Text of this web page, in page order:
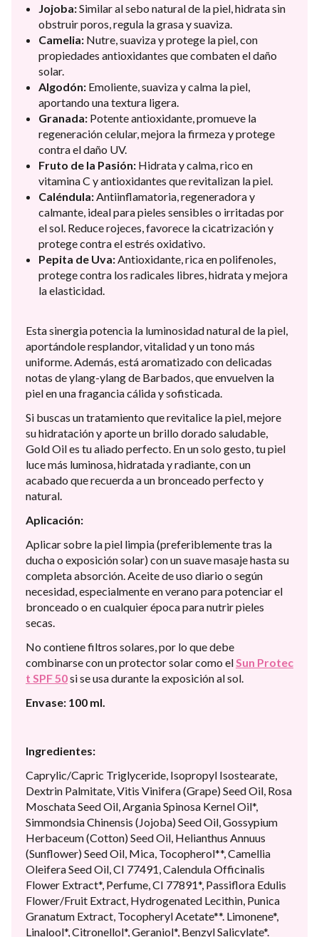
Jojoba:Similar al sebo natural de la piel, hidrata sin
obstruir poros, regula la grasa y suaviza.
Camelia: Nutre, suaviza y protege la piel, con
propiedades antioxidantes que combaten el daño
solar.
Algodón: Emoliente, suaviza y calma la piel,
aportando una textura ligera.
Granada: Potente antioxidante, promueve la
regeneración celular, mejora la firmeza y protege
contra el daño UV.
Fruto de la Pasión: Hidrata y calma, rico en
vitamina C y antioxidantes que revitalizan la piel.
Caléndula: Antiinflamatoria, regeneradora y
calmante, ideal para pieles sensibles o irritadas por
el sol. Reduce rojeces, favorece la cicatrización y
protege contra el estrés oxidativo.
Pepita de Uva: Antioxidante, rica en polifenoles,
protege contra los radicales libres, hidrata y mejora
la elasticidad.
Esta sinergia potencia la luminosidad natural de la piel,
aportándole resplandor, vitalidad y un tono más
uniforme. Además, está aromatizado con delicadas
notas de ylang-ylang de Barbados, que envuelven la
piel en una fragancia cálida y sofisticada.
Si buscas un tratamiento que revitalice la piel, mejore
su hidratación y aporte un brillo dorado saludable,
Gold Oil es tu aliado perfecto. En un solo gesto, tu piel
luce más luminosa, hidratada y radiante, con un
acabado que recuerda a un bronceado perfecto y
natural.
Aplicación:
Aplicar sobre la piel limpia (preferiblemente tras la
ducha o exposición solar) con un suave masaje hasta su
completa absorción. Aceite de uso diario o según
necesidad, especialmente en verano para potenciar el
bronceado o en cualquier época para nutrir pieles
secas.
No contiene filtros solares, por lo que debe
combinarse con un protector solar como el Sun Protec
t SPF 50si se usa durante la exposición al sol.
Envase: 100 ml.
Ingredientes:
Caprylic/Capric Triglyceride, Isopropyl Isostearate,
Dextrin Palmitate, Vitis Vinifera (Grape) Seed Oil, Rosa
Moschata Seed Oil, Argania Spinosa Kernel Oil*,
Simmondsia Chinensis (Jojoba) Seed Oil, Gossypium
Herbaceum (Cotton) Seed Oil, Helianthus Annuus
(Sunflower) Seed Oil, Mica, Tocopherol**, Camellia
Oleifera Seed Oil, CI 77491, Calendula Officinalis
Flower Extract*, Perfume, CI 77891*, Passiflora Edulis
Flower/Fruit Extract, Hydrogenated Lecithin, Punica
Granatum Extract, Tocopheryl Acetate**. Limonene*,
Linalool*, Citronellol*, Geraniol*, Benzyl Salicylate*.